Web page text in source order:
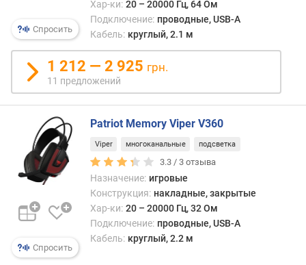
я
р
о
о
т
д
е
ш
е
ы
х
Спросить
Хар-ки: 20 – 20000 Гц, 64 Ом
Подключение: проводные, USB-A
Кабель: круглый, 2.1 м
1 212 — 2 925 грн.
11 предложений
Спросить
Patriot Memory Viper V360
Viper многоканальные подсветка
3.3 /3 отзыва
Назначение: игровые
Конструкция: накладные, закрытые
Хар-ки: 20 – 20000 Гц, 32 Ом
Подключение: проводные, USB-A
Кабель: круглый, 2.2 м